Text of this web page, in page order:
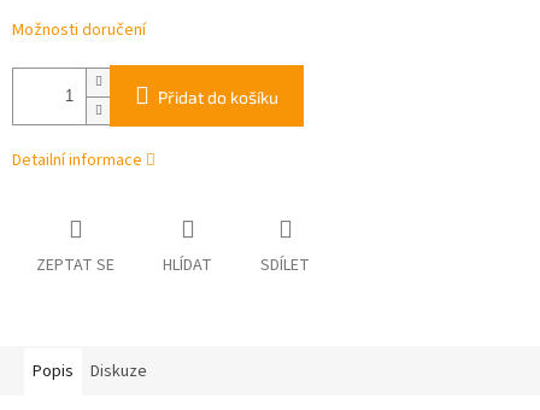
Možnosti doručení
Přidat do košíku
Detailní informace
ZEPTAT SE HLÍDAT SDÍLET
Popis Diskuze